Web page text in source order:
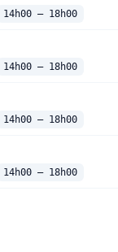
14h00 — 18h00
14h00 — 18h00
14h00 — 18h00
14h00 — 18h00